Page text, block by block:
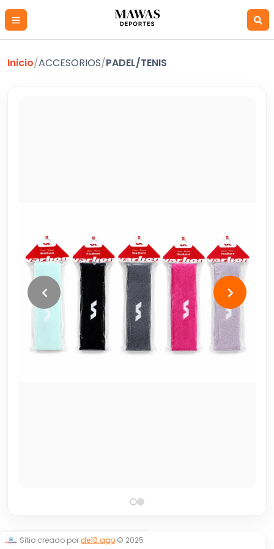
Inicio/ACCESORIOS/PADEL/TENIS
Sitio creado porde10.app © 2025